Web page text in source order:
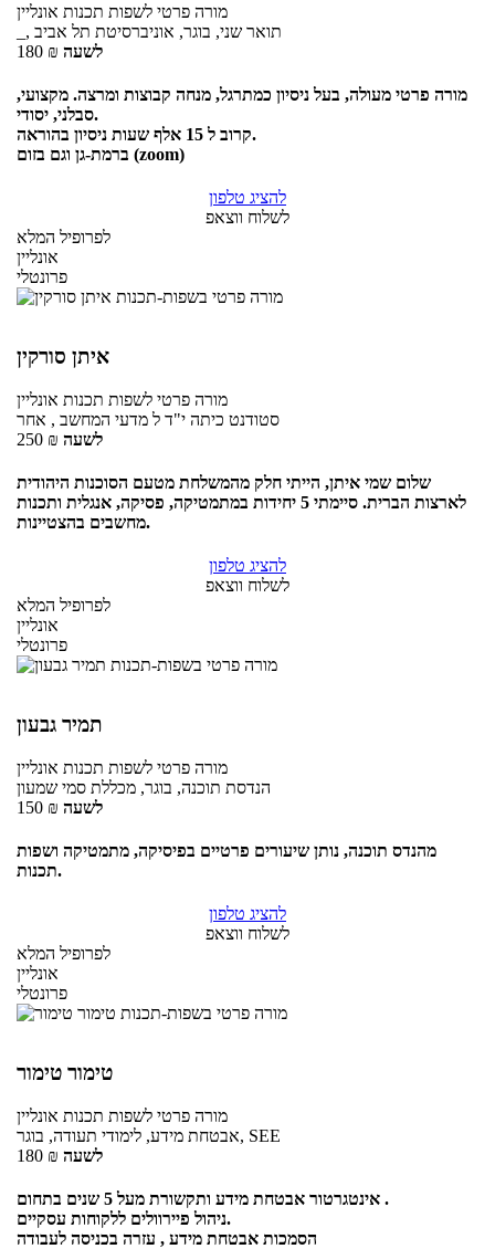
מורה פרטי לשפות תכנות אונליין
_, תואר שני, בוגר, אוניברסיטת תל אביב
180 ₪ לשעה
מורה פרטי מעולה, בעל ניסיון כמתרגל, מנחה קבוצות ומרצה. מקצועי,
סבלני, יסודי.
קרוב ל 15 אלף שעות ניסיון בהוראה.
ברמת-גן וגם בזום (zoom)
להציג טלפון
לשלוח ווצאפ
לפרופיל המלא
אונליין
פרונטלי
איתן סורקין
מורה פרטי לשפות תכנות אונליין
סטודנט כיתה י"ד ל מדעי המחשב , אחר
250 ₪ לשעה
שלום שמי איתן, הייתי חלק מהמשלחת מטעם הסוכנות היהודית
לארצות הברית. סיימתי 5 יחידות במתמטיקה, פסיקה, אנגלית ותכנות
מחשבים בהצטיינות.
להציג טלפון
לשלוח ווצאפ
לפרופיל המלא
אונליין
פרונטלי
תמיר גבעון
מורה פרטי לשפות תכנות אונליין
הנדסת תוכנה, בוגר, מכללת סמי שמעון
150 ₪ לשעה
מהנדס תוכנה, נותן שיעורים פרטיים בפיסיקה, מתמטיקה ושפות
תכנות.
להציג טלפון
לשלוח ווצאפ
לפרופיל המלא
אונליין
פרונטלי
טימור טימור
מורה פרטי לשפות תכנות אונליין
אבטחת מידע, לימודי תעודה, בוגר, SEE
180 ₪ לשעה
אינטגרטור אבטחת מידע ותקשורת מעל 5 שנים בתחום .
ניהול פיירוולים ללקוחות עסקיים.
הסמכות אבטחת מידע , עזרה בכניסה לעבודה